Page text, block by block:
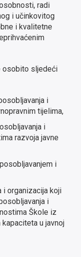
radi
i učinkovitog
i kvalitetne
osobito sljedeći
i
tijelima,
i
razvoja javne
i
i organizacija koji
i
Škole iz
u javnoj